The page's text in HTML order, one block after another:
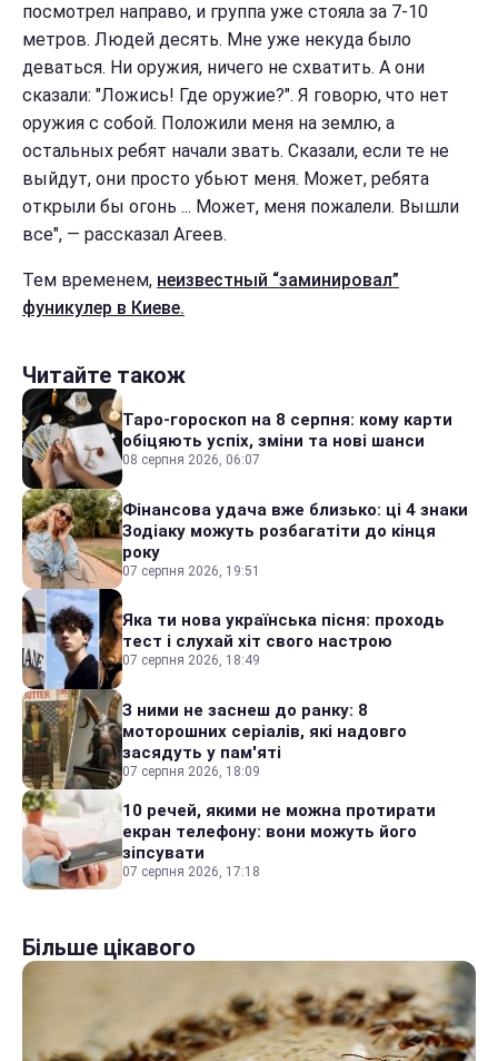
посмотрел направо, и группа уже стояла за 7-10
метров. Людей десять. Мне уже некуда было
деваться. Ни оружия, ничего не схватить. А они
сказали: "Ложись! Где оружие?". Я говорю, что нет
оружия с собой. Положили меня на землю, а
остальных ребят начали звать. Сказали, если те не
выйдут, они просто убьют меня. Может, ребята
открыли бы огонь ... Может, меня пожалели. Вышли
все", — рассказал Агеев.
Тем временем, неизвестный “заминировал”
фуникулер в Киеве.
Читайте також
Таро-гороскоп на 8 серпня: кому карти
обіцяють успіх, зміни та нові шанси
08 серпня 2026, 06:07
Фінансова удача вже близько: ці 4 знаки
Зодіаку можуть розбагатіти до кінця
року
07 серпня 2026, 19:51
Яка ти нова українська пісня: проходь
тест і слухай хіт свого настрою
07 серпня 2026, 18:49
З ними не заснеш до ранку: 8
моторошних серіалів, які надовго
засядуть у пам'яті
07 серпня 2026, 18:09
10 речей, якими не можна протирати
екран телефону: вони можуть його
зіпсувати
07 серпня 2026, 17:18
Більше цікавого